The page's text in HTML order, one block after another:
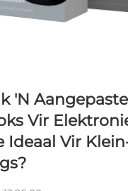
'n Aangepaste
Vir
Ideaal Vir